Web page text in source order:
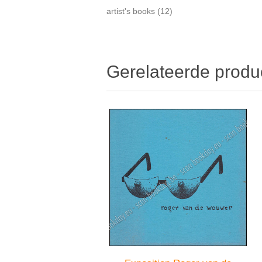
artist's books (12)
Gerelateerde